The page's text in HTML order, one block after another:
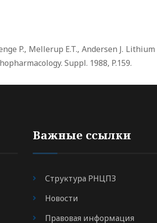
P., Mellerup E.T., Andersen J.
Suppl. 1988, P.159.
Важные ссылки
Структура РНЦПЗ
Новости
Правовая информация